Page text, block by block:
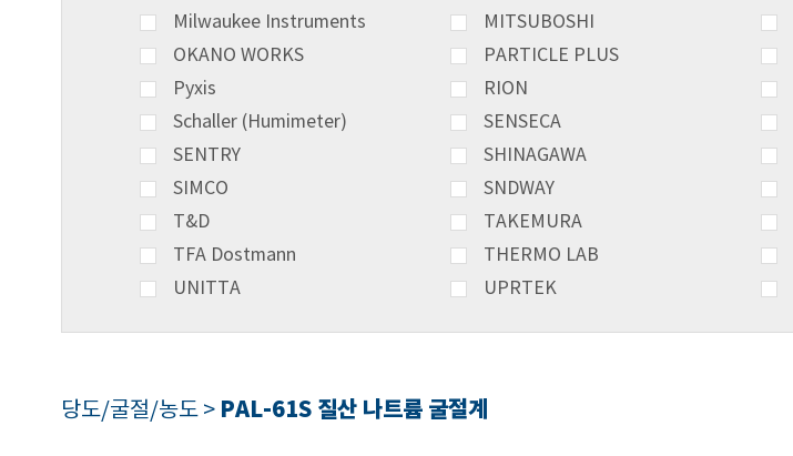
Milwaukee Instruments
MITSUBOSHI
OKANO WORKS
PARTICLE PLUS
Pyxis
RION
Schaller (Humimeter)
SENSECA
SENTRY
SHINAGAWA
SIMCO
SNDWAY
T&D
TAKEMURA
TFA Dostmann
THERMO LAB
UNITTA
UPRTEK
당도/굴절/농도 > PAL-61S 질산 나트륨 굴절계